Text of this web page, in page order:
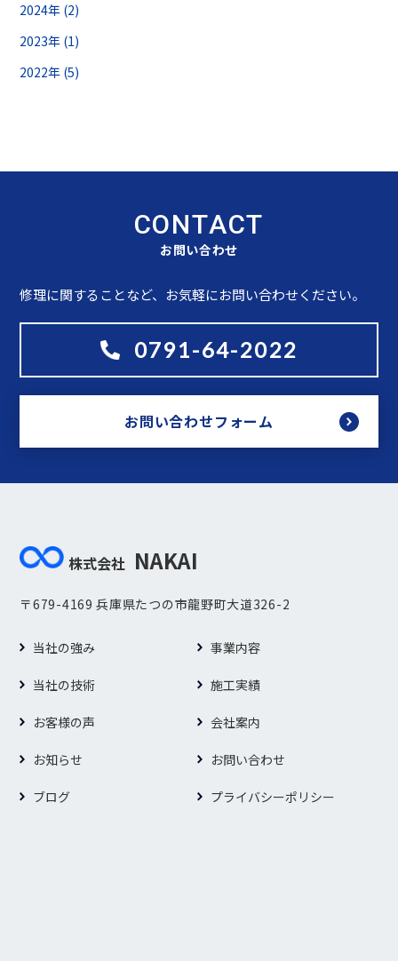
2024年 (2)
2023年 (1)
2022年 (5)
CONTACT
お問い合わせ
修理に関することなど、お気軽にお問い合わせください。
0791-64-2022
お問い合わせフォーム
株式会社 NAKAI
〒679-4169 兵庫県たつの市龍野町大道326-2
当社の強み 事業内容
当社の技術 施工実績
お客様の声 会社案内
お知らせ お問い合わせ
ブログ プライバシーポリシー